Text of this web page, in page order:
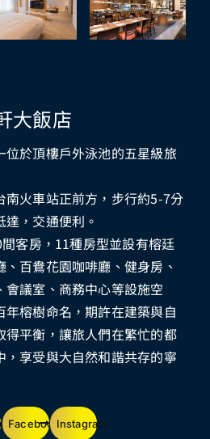
大飯店
位於頂樓戶外泳池的五星級旅
南火車站正前方，步行約5-7分
達，交通便利。
客房，11種房型並設有榕廷
、百鴦花園咖啡廳、健身房、
會議室、商務中心等設施空
年榕樹命名，期許在建築與自
得平衡，讓旅人們在繁忙的都
，享受與大自然和諧共存的寧
FacebookInstagram